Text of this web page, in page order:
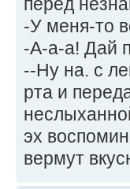
-У меня-то
-А-а-а! Дай
--Ну на. с
рта и
эх
вермут